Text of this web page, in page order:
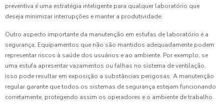
preventiva é uma estratégia inteligente para qualquer laboratório que
deseja minimizar interrupções e manter a produtividade.
Outro aspecto importante da manutenção em estufas de laboratório é a
segurança. Equipamentos que não são mantidos adequadamente podem
representar riscos à saúde dos usuários e ao ambiente. Por exemplo, se
uma estufa apresentar vazamentos ou falhas no sistema de ventilação,
isso pode resultar em exposição a substâncias perigosas. A manutenção
regular garante que todos os sistemas de segurança estejam funcionando
corretamente, protegendo assim os operadores e o ambiente de trabalho.